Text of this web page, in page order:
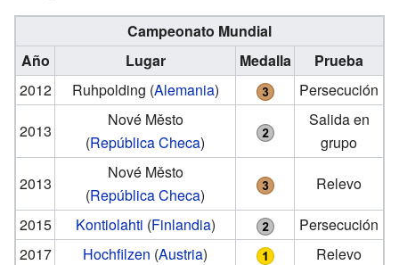
Campeonato Mundial
Año
Lugar Medalla
Prueba
2012
Ruhpolding (Alemania)
Persecución
2013
Nové Město
(República Checa)
Salida en
grupo
2013
Nové Město
(República Checa)
Relevo
2015
Kontiolahti (Finlandia)
Persecución
2017
Hochfilzen (Austria)
Relevo